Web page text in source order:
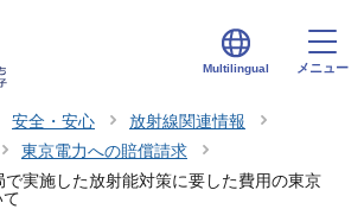
Multilingual メニュー
安全・安心
放射線関連情報
東京電力への賠償請求
実施した放射能対策に要した費用の東京